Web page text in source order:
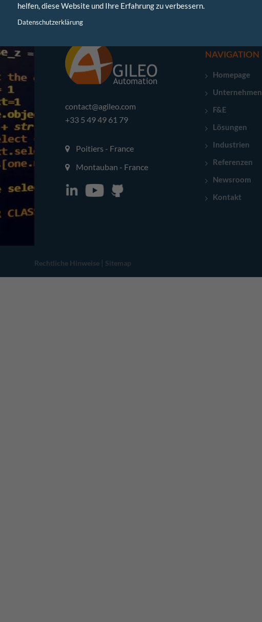
contact@agileo.com
+33 5 49 49 61 79
Poitiers - France
Montauban - France
NAVIGATION
Homepage
Unternehmen
F&E
Lösungen
Industrien
Referenzen
Newsroom
Kontakt
helfen, diese Website und Ihre Erfahrung zu verbessern.
Datenschutzerklärung
Rechtliche Hinweise | Sitemap